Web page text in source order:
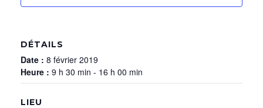
DÉTAILS
Date : 8 février 2019
Heure : 9 h 30 min - 16 h 00 min
LIEU